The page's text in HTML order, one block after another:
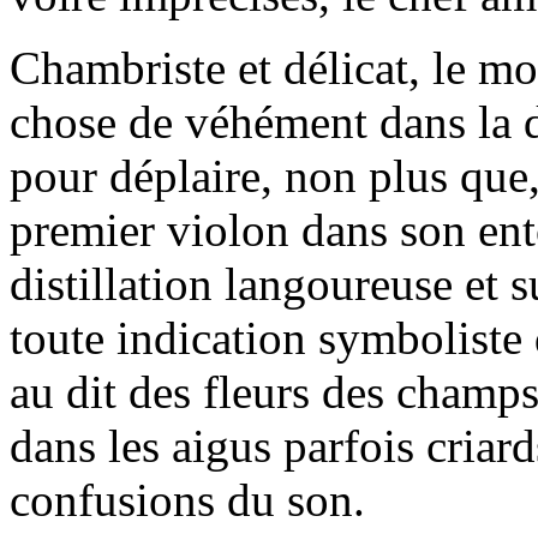
Chambriste et délicat, le
chose de véhément dans la
pour déplaire, non plus
premier violon dans son
distillation langoureuse et
toute indication
au dit des fleurs des
dans les aigus parfois
confusions du son.